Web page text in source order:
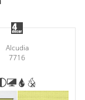
Alcudia
7716